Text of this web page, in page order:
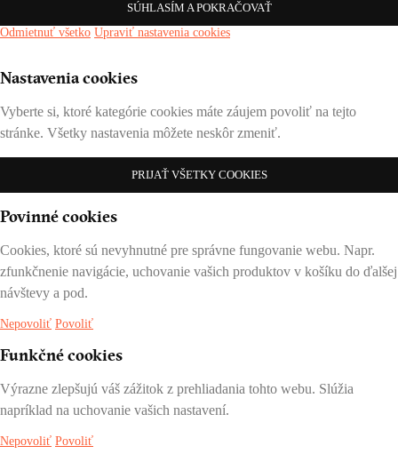
SÚHLASÍM A POKRAČOVAŤ
Odmietnuť všetko Upraviť nastavenia cookies
Nastavenia cookies
Vyberte si, ktoré kategórie cookies máte záujem povoliť na tejto
stránke. Všetky nastavenia môžete neskôr zmeniť.
PRIJAŤ VŠETKY COOKIES
Povinné cookies
Cookies, ktoré sú nevyhnutné pre správne fungovanie webu. Napr.
zfunkčnenie navigácie, uchovanie vašich produktov v košíku do ďalšej
návštevy a pod.
Nepovoliť Povoliť
Funkčné cookies
Výrazne zlepšujú váš zážitok z prehliadania tohto webu. Slúžia
napríklad na uchovanie vašich nastavení.
Nepovoliť Povoliť